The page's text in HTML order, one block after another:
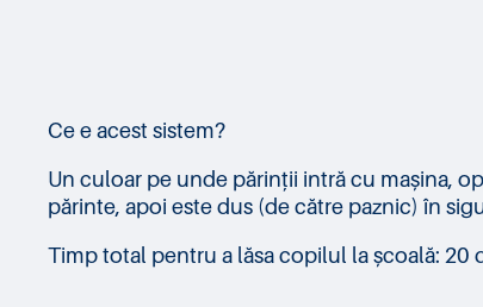
Ce e acest sistem?
Un culoar pe unde părinții intră cu mașina,
părinte, apoi este dus (de către paznic) în
Timp total pentru a lăsa copilul la școală: 20